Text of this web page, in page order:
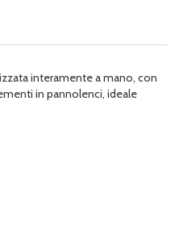
interamente a mano, con
in pannolenci, ideale